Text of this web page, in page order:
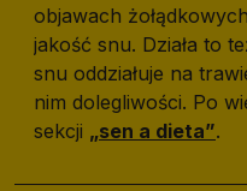
objawach
jakość snu. Działa to
snu oddziałuje na
nim dolegliwości. Po
sekcji „sen a dieta”.